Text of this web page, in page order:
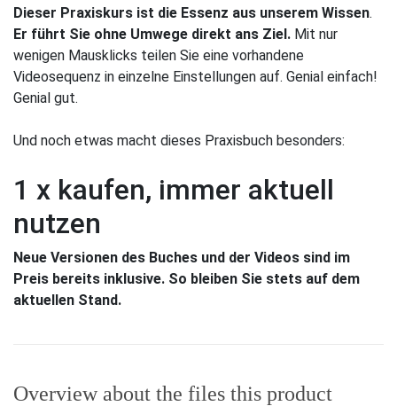
Dieser Praxiskurs ist die Essenz aus unserem Wissen.
Er führt Sie ohne Umwege direkt ans Ziel. Mit nur
wenigen Mausklicks teilen Sie eine vorhandene
Videosequenz in einzelne Einstellungen auf. Genial einfach!
Genial gut.
Und noch etwas macht dieses Praxisbuch besonders:
1 x kaufen, immer aktuell
nutzen
Neue Versionen des Buches und der Videos sind im
Preis bereits inklusive. So bleiben Sie stets auf dem
aktuellen Stand.
Overview about the files this product